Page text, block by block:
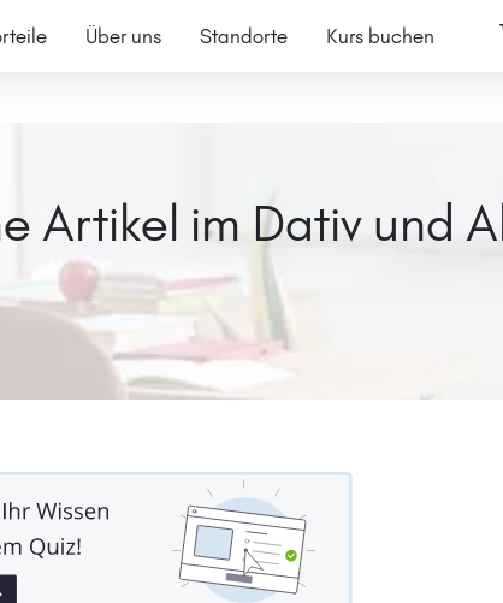
Über uns Standorte Kurs buchen
Artikel im Dativ und